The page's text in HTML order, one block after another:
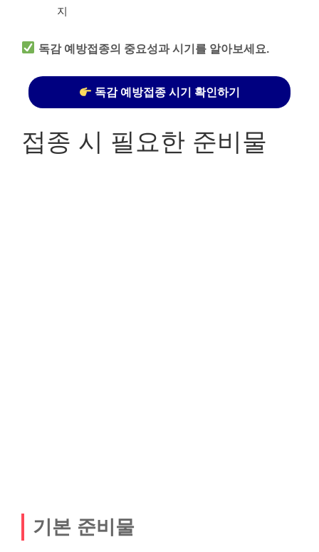
지
독감 예방접종의 중요성과 시기를 알아보세요.
독감 예방접종 시기 확인하기
접종 시 필요한 준비물
기본 준비물